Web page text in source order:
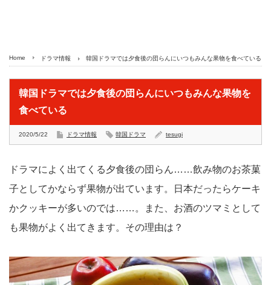
Home ドラマ情報 韓国ドラマでは夕食後の団らんにいつもみんな果物を食べている
韓国ドラマでは夕食後の団らんにいつもみんな果物を
食べている
2020/5/22 ドラマ情報 韓国ドラマ tesugi
ドラマによく出てくる夕食後の団らん……飲み物のお茶菓
子としてかならず果物が出ています。日本だったらケーキ
かクッキーが多いのでは……。また、お酒のツマミとして
も果物がよく出てきます。その理由は？